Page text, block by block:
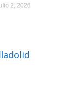
2, 2026